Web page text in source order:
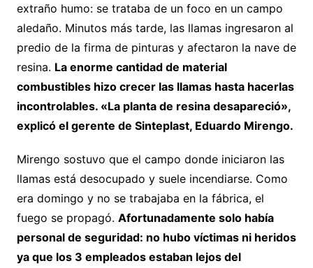
extraño humo: se trataba de un foco en un campo
aledaño. Minutos más tarde, las llamas ingresaron al
predio de la firma de pinturas y afectaron la nave de
resina. La enorme cantidad de material
combustibles hizo crecer las llamas hasta hacerlas
incontrolables. «La planta de resina desapareció»,
explicó el gerente de Sinteplast, Eduardo Mirengo.
Mirengo sostuvo que el campo donde iniciaron las
llamas está desocupado y suele incendiarse. Como
era domingo y no se trabajaba en la fábrica, el
fuego se propagó. Afortunadamente solo había
personal de seguridad: no hubo víctimas ni heridos
ya que los 3 empleados estaban lejos del